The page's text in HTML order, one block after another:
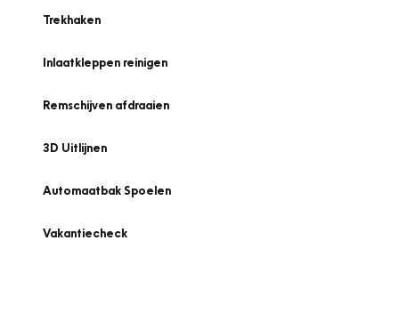
Trekhaken
Inlaatkleppen reinigen
Remschijven afdraaien
3D Uitlijnen
Automaatbak Spoelen
Vakantiecheck